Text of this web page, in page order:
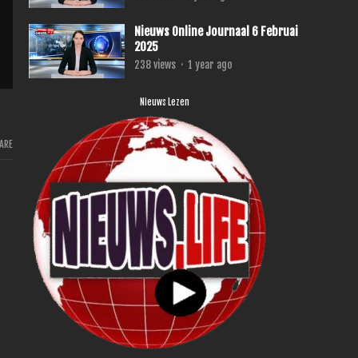
Nieuws Online Journaal 6 Februai
2025
238views · 1 year ago
Nieuws Lezen